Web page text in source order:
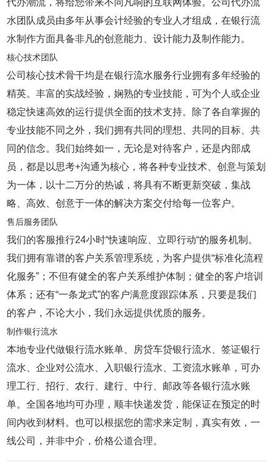
代办潮流，将给您带来不同凡响的互联网体验。公司代办流
水团队成员由多年从事会计经验的专业人才组成，在银行流
水制作方面具备非凡的创意能力、设计能力及制作能力。
核心技术团队
公司核心技术骨干均是在银行流水服务行业拥有多年经验的
精英。丰富的实战经验，娴熟的专业技能，可为个人或企业
稳定快速高效的运行提供全面的技术支持。除了各自掌握的
专业技能不同之外，我们拥有共同的理想、共同的目标、共
同的信念。我们始终如一，无论是对待客户，还是内部成
员，都是以思考+沟通为核心，将各种专业技术、创意与策划
为一体，以十二万分的热诚，将具有不断更新突破，集战
略、高效、创意于一体的解决方案交付给每一位客户。
售后服务团队
我们的客服推行24小时“快速响应、立即行动“的服务机制。
我们拥有靠谱的客户关系管理系统，为客户提供“标准化流程
化服务”；不但有健全的客户关系维护体制；健全的客户培训
体系；还有“一条龙式”的客户满意度跟踪体系，只要是我们
的客户，不论大小，我们永远提供优质的服务。
制作银行流水
本地专业代做银行流水账单、房贷车贷银行流水、签证银行
流水、企业对公流水、入职银行流水、工资流水账单，可办
理工行、招行、农行、建行、中行、邮政等各银行流水账
单。全国各地均可办理，顺丰快递发货，能保证在预定的时
间内收到材料。也可以根据您的需求来定制，真实有效，一
线公司，并非中介，价格公道合理。